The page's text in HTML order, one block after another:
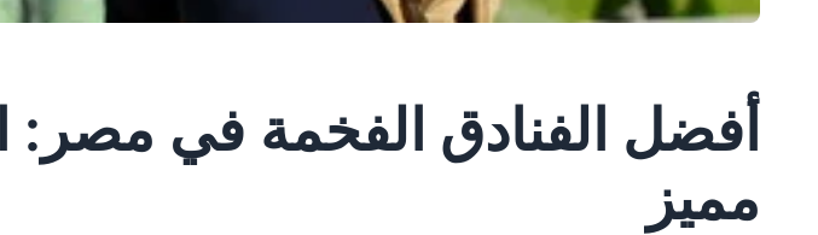
أفضل الفنادق الفخمة في مصر:
مميز